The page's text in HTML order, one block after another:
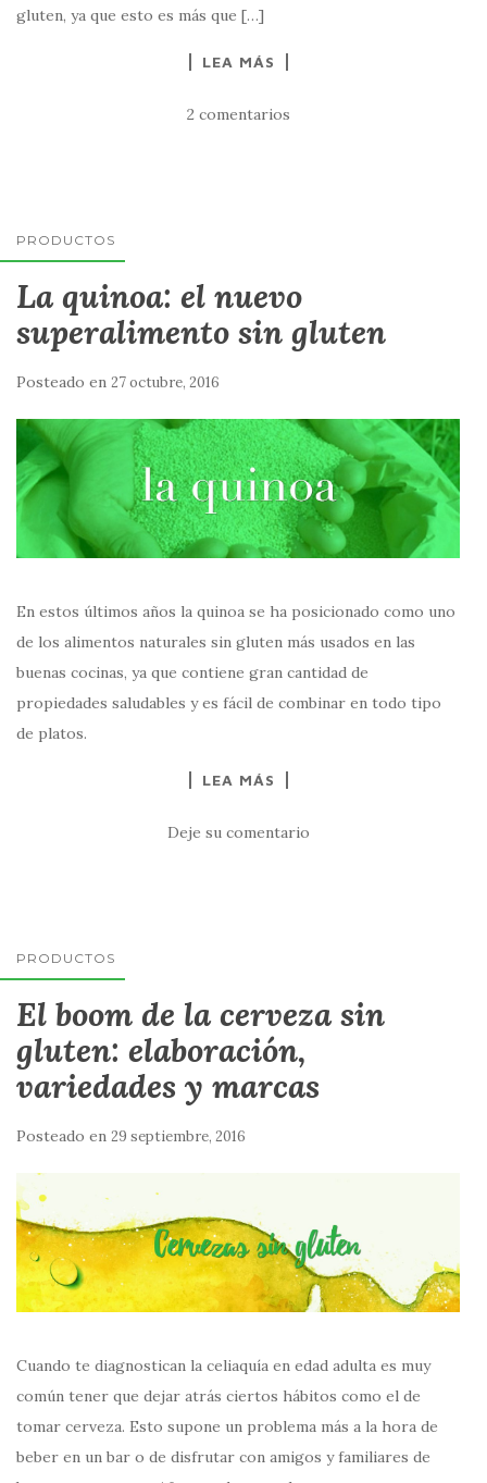
gluten, ya que esto es más que […]
LEA MÁS
2 comentarios
PRODUCTOS
La quinoa: el nuevo
superalimento sin gluten
Posteado en 27 octubre, 2016
En estos últimos años la quinoa se ha posicionado como uno
de los alimentos naturales sin gluten más usados en las
buenas cocinas, ya que contiene gran cantidad de
propiedades saludables y es fácil de combinar en todo tipo
de platos.
LEA MÁS
Deje su comentario
PRODUCTOS
El boom de la cerveza sin
gluten: elaboración,
variedades y marcas
Posteado en 29 septiembre, 2016
Cuando te diagnostican la celiaquía en edad adulta es muy
común tener que dejar atrás ciertos hábitos como el de
tomar cerveza. Esto supone un problema más a la hora de
beber en un bar o de disfrutar con amigos y familiares de